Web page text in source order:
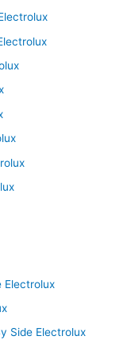
Electrolux
Side Electrolux